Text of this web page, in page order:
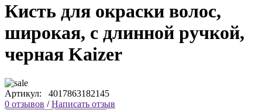
Кисть для окраски волос,
широкая, с длинной ручкой,
черная Kaizer
Артикул: 4017863182145
0 отзывов /Написать отзыв